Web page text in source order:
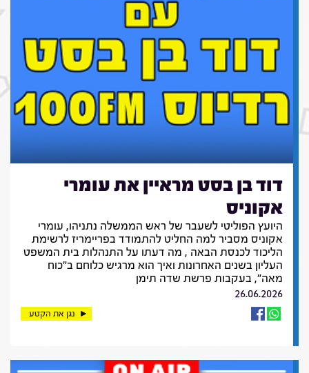
דוד בן בסט מראיין את עומרי
אקוניס
היועץ הפוליטי לשעבר של ראש הממשלה נתניהו, עומרי
אקוניס מסביר למה החליט להתמודד בפריימריז לרשימת
הליכוד לכנסת הבאה , מה דעתו על התנהלות בית המשפט
העליון בשנים האחרונות ואיך הוא מרגיש כלוחם ב"כוח
מאה", בעקבות פרשת שדה תימן
26.06.2026
נגן את הקטע